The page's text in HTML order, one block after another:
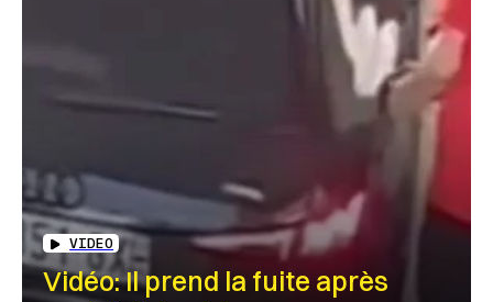
VIDEO
Vidéo: Il prend la fuite après